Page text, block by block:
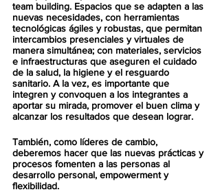
team building. Espacios que se adapten a las
nuevas necesidades, con herramientas
tecnológicas ágiles y robustas, que permitan
intercambios presenciales y virtuales de
manera simultánea; con materiales, servicios
e infraestructuras que aseguren el cuidado
de la salud, la higiene y el resguardo
sanitario. A la vez, es importante que
integren y convoquen a los integrantes a
aportar su mirada, promover el buen clima y
alcanzar los resultados que desean lograr.
También, como líderes de cambio,
deberemos hacer que las nuevas prácticas y
procesos fomenten a las personas al
desarrollo personal, empowerment y
flexibilidad.